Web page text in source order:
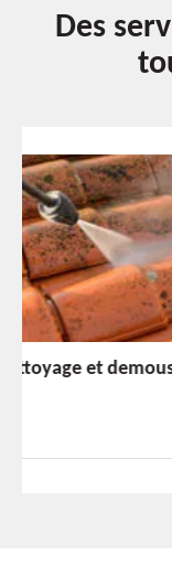
Des
Etanchéité